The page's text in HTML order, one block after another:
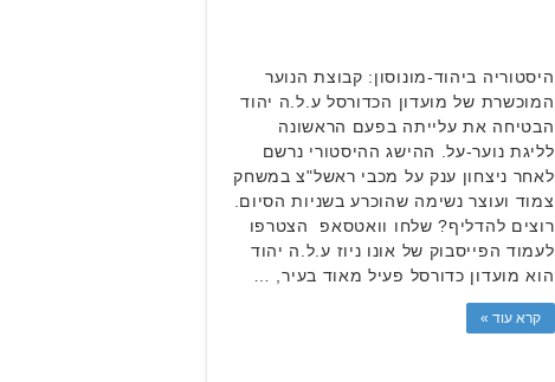
היסטוריה ביהוד-מונוסון: קבוצת הנוער
המוכשרת של מועדון הכדורסל ע.ל.ה יהוד
הבטיחה את עלייתה בפעם הראשונה
לליגת נוער-על. ההישג ההיסטורי נרשם
לאחר ניצחון ענק על מכבי ראשל"צ במשחק
צמוד ועוצר נשימה שהוכרע בשניות הסיום.
רוצים להדליף? שלחו וואטסאפ הצטרפו
לעמוד הפייסבוק של אונו ניוז ע.ל.ה יהוד
הוא מועדון כדורסל פעיל מאוד בעיר, …
קרא עוד »